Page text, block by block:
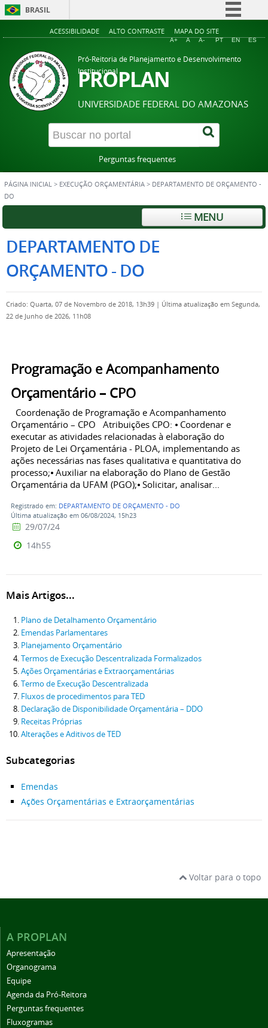
BRASIL
Simplifique!
Acesso à informação
Legislação
Canais
ACESSIBILIDADE ALTO CONTRASTE MAPA DO SITE
A+ A A- PT EN ES
Pró-Reitoria de Planejamento e Desenvolvimento
Institucional
PROPLAN
UNIVERSIDADE FEDERAL DO AMAZONAS
Perguntas frequentes
PÁGINA INICIAL > EXECUÇÃO ORÇAMENTÁRIA > DEPARTAMENTO DE ORÇAMENTO -
DO
MENU
DEPARTAMENTO DE
ORÇAMENTO - DO
Criado: Quarta, 07 de Novembro de 2018, 13h39 | Última atualização em Segunda,
22 de Junho de 2026, 11h08
Programação e Acompanhamento
Orçamentário – CPO
Coordenação de Programação e Acompanhamento
Orçamentário – CPO Atribuições CPO: ⦁ Coordenar e
executar as atividades relacionadas à elaboração do
Projeto de Lei Orçamentária - PLOA, implementando as
ações necessárias nas fases qualitativa e quantitativa do
processo;⦁ Auxiliar na elaboração do Plano de Gestão
Orçamentária da UFAM (PGO);⦁ Solicitar, analisar...
Registrado em: DEPARTAMENTO DE ORÇAMENTO - DO
Última atualização em 06/08/2024, 15h23
29/07/24
14h55
Mais Artigos...
Plano de Detalhamento Orçamentário
Emendas Parlamentares
Planejamento Orçamentário
Termos de Execução Descentralizada Formalizados
Ações Orçamentárias e Extraorçamentárias
Termo de Execução Descentralizada
Fluxos de procedimentos para TED
Declaração de Disponibilidade Orçamentária – DDO
Receitas Próprias
Alterações e Aditivos de TED
Subcategorias
Emendas
Ações Orçamentárias e Extraorçamentárias
Voltar para o topo
A PROPLAN
Apresentação
Organograma
Equipe
Agenda da Pró-Reitora
Perguntas frequentes
Fluxogramas